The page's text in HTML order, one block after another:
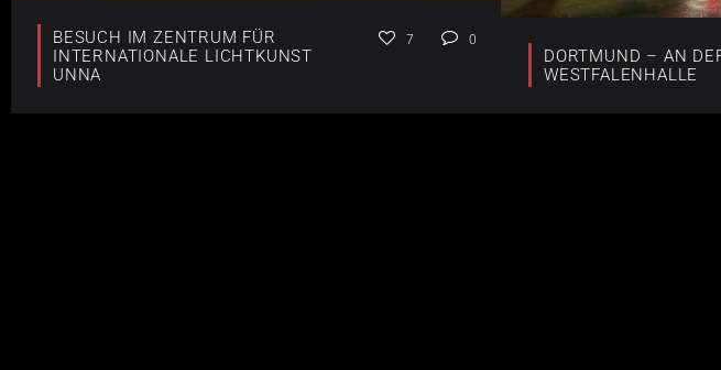
BESUCH IM ZENTRUM FÜR
INTERNATIONALE LICHTKUNST
UNNA
7 0
DORTMUND – AN
WESTFALENHALLE